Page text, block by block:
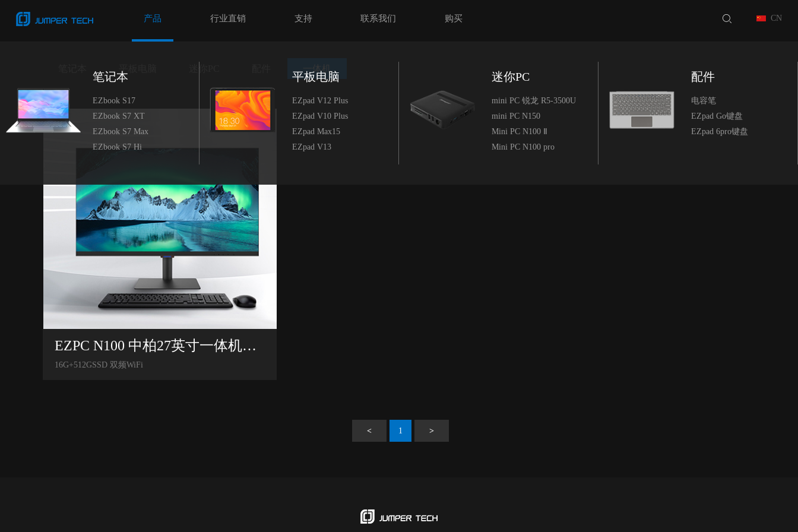
CN
产品
笔记本
EZbook S17
EZbook S7 XT
EZbook S7 Max
EZbook S7 Hi
平板电脑
EZpad V12 Plus
EZpad V10 Plus
EZpad Max15
EZpad V13
迷你PC
mini PC 锐龙 R5-3500U
mini PC N150
Mini PC N100 Ⅱ
Mini PC N100 pro
配件
电容笔
EZpad Go键盘
EZpad 6pro键盘
行业直销 支持 联系我们 购买
平板电脑 一体机
EZPC N100 中柏27英寸一体机电脑
16G+512GSSD 双频WiFi
< 1 >